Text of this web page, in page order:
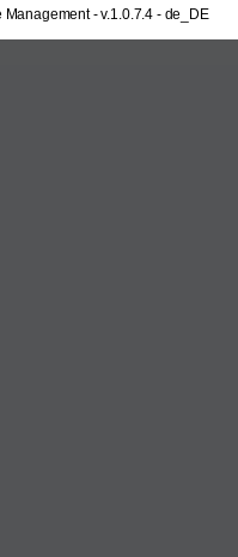
- v.1.0.7.4 - de_DE